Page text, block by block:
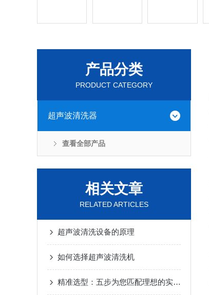
产品分类
PRODUCT CATEGORY
超声波清洗器
查看全部产品
相关文章
RELATED ARTICLES
超声波清洗设备的原理
如何选择超声波清洗机
精准选型：五步为您匹配理想的实验室蠕动泵系统